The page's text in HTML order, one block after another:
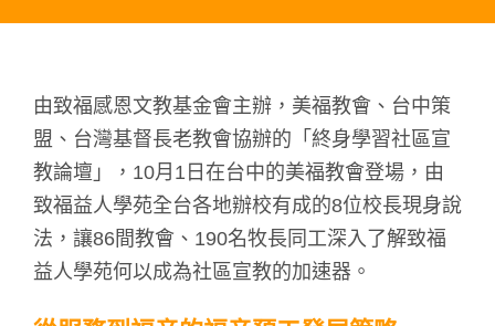
由致福感恩文教基金會主辦，美福教會、台中策
盟、台灣基督長老教會協辦的「終身學習社區宣
教論壇」，10月1日在台中的美福教會登場，由
致福益人學苑全台各地辦校有成的8位校長現身說
法，讓86間教會、190名牧長同工深入了解致福
益人學苑何以成為社區宣教的加速器。